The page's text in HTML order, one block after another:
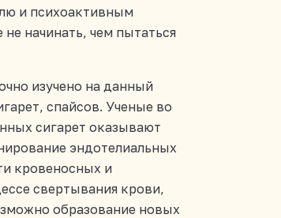
и психоактивным
начинать, чем пытаться
изучено на данный
спайсов. Ученые во
сигарет оказывают
эндотелиальных
кровеносных и
свертывания крови,
образование новых